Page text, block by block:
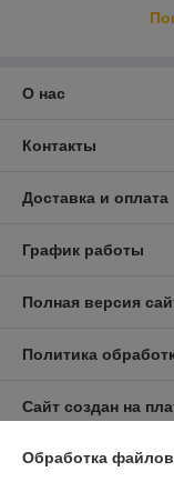
О нас
Контакты
Доставка и оплата
График работы
Полная версия
Политика
Сайт создан на
Обработка